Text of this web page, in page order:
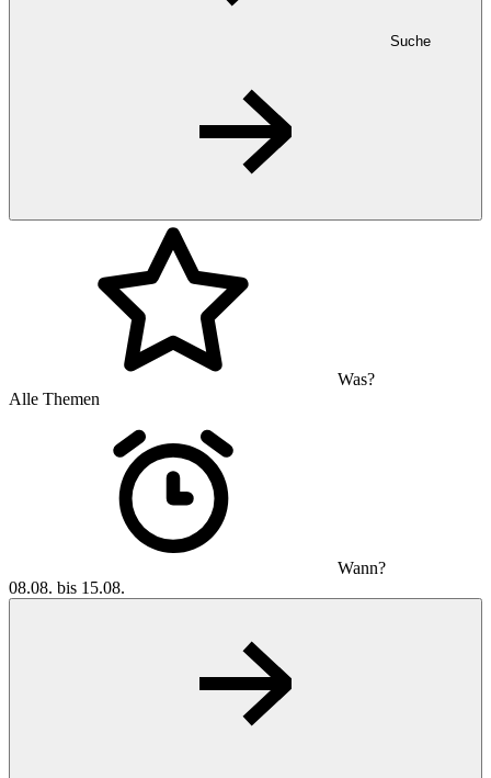
Suche
Was?
Alle Themen
Wann?
08.08. bis 15.08.